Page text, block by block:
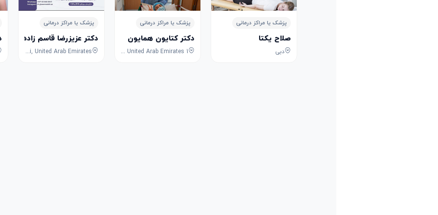
پزشک یا مراکز درمانی
صلاح یکتا
دبی
پزشک یا مراکز درمانی
دکتر کتایون همایون
1 31A St - Umm Suqeim - Jumeirah 3 - Dubai - United Arab Emirates
پزشک یا مراکز درمانی
دکتر عزیزرضا قاسم‌ زاده
34GV+3X, Dubai, Dubai, United Arab Emirates